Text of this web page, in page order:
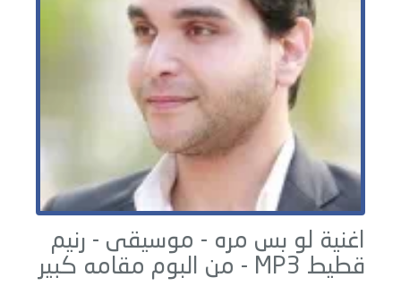
اغنية لو بس مره - موسيقى - رنيم
قطيط
مقامه كبير